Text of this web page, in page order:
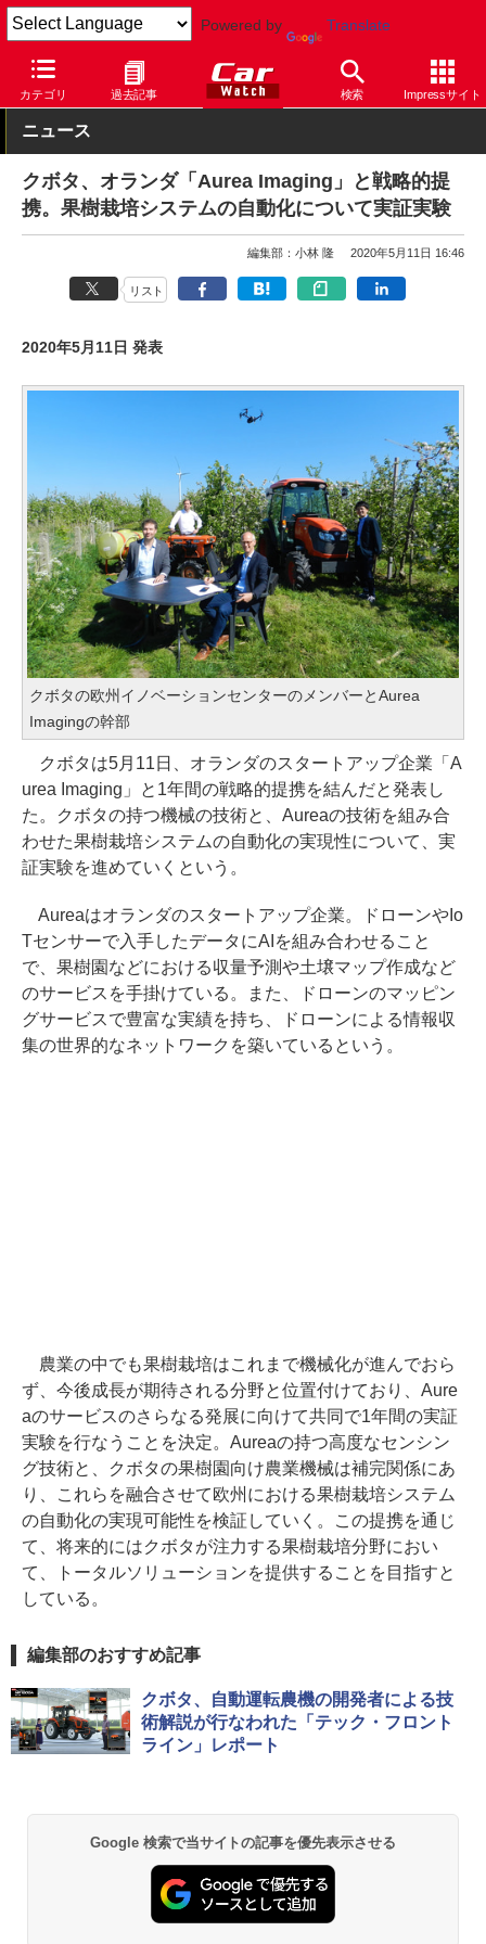
Powered by Translate
カテゴリ 過去記事 検索 Impressサイト
Car Watch 技術 その他
ニュース
クボタ、オランダ「Aurea Imaging」と戦略的提
携。果樹栽培システムの自動化について実証実験
編集部：小林 隆 2020年5月11日 16:46
リスト
2020年5月11日 発表
クボタの欧州イノベーションセンターのメンバーとAurea
Imagingの幹部
クボタは5月11日、オランダのスタートアップ企業「A
urea Imaging」と1年間の戦略的提携を結んだと発表し
た。クボタの持つ機械の技術と、Aureaの技術を組み合
わせた果樹栽培システムの自動化の実現性について、実
証実験を進めていくという。
Aureaはオランダのスタートアップ企業。ドローンやIo
Tセンサーで入手したデータにAIを組み合わせること
で、果樹園などにおける収量予測や土壌マップ作成など
のサービスを手掛けている。また、ドローンのマッピン
グサービスで豊富な実績を持ち、ドローンによる情報収
集の世界的なネットワークを築いているという。
農業の中でも果樹栽培はこれまで機械化が進んでおら
ず、今後成長が期待される分野と位置付けており、Aure
aのサービスのさらなる発展に向けて共同で1年間の実証
実験を行なうことを決定。Aureaの持つ高度なセンシン
グ技術と、クボタの果樹園向け農業機械は補完関係にあ
り、これらを融合させて欧州における果樹栽培システム
の自動化の実現可能性を検証していく。この提携を通じ
て、将来的にはクボタが注力する果樹栽培分野におい
て、トータルソリューションを提供することを目指すと
している。
編集部のおすすめ記事
クボタ、自動運転農機の開発者による技
術解説が行なわれた「テック・フロント
ライン」レポート
Google 検索で当サイトの記事を優先表示させる